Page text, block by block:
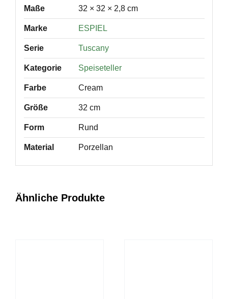
Maße 32 × 32 × 2,8 cm
Marke ESPIEL
Serie Tuscany
Kategorie Speiseteller
Farbe Cream
Größe 32 cm
Form Rund
Material Porzellan
Ähnliche Produkte